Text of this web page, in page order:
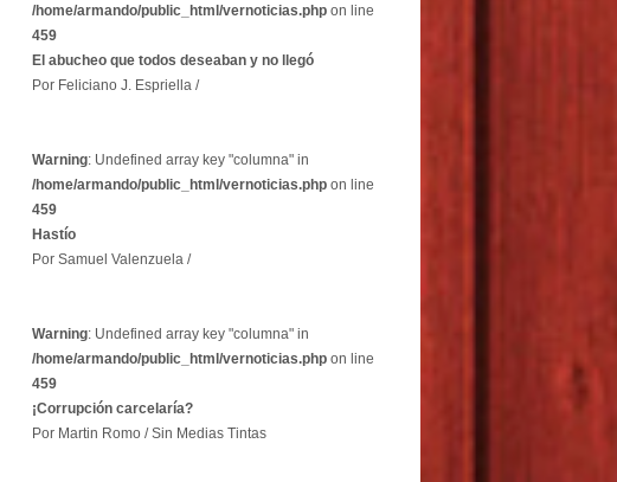
/home/armando/public_html/vernoticias.php on line
459
El abucheo que todos deseaban y no llegó
Por Feliciano J. Espriella /
Warning: Undefined array key "columna" in
/home/armando/public_html/vernoticias.php on line
459
Hastío
Por Samuel Valenzuela /
Warning: Undefined array key "columna" in
/home/armando/public_html/vernoticias.php on line
459
¡Corrupción carcelaría?
Por Martin Romo / Sin Medias Tintas